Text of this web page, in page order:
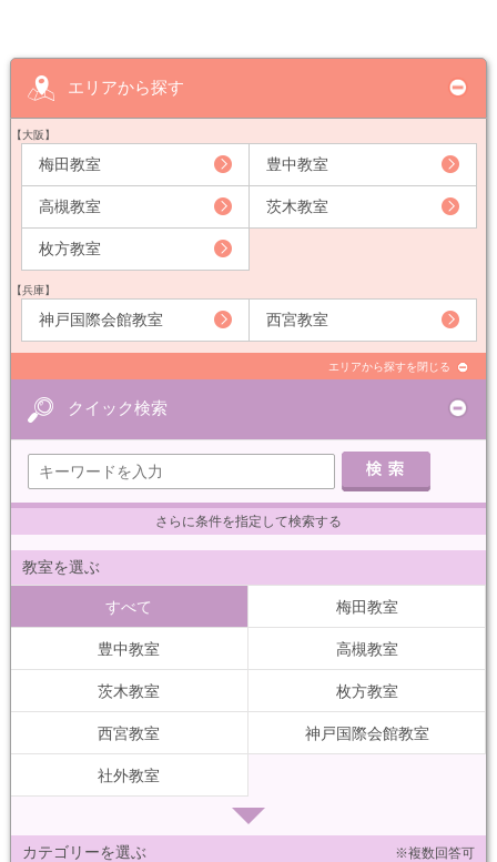
エリアから探す
【大阪】
梅田教室 豊中教室
高槻教室 茨木教室
枚方教室
【兵庫】
神戸国際会館教室 西宮教室
エリアから探すを閉じる
クイック検索
さらに条件を指定して検索する
教室を選ぶ
すべて 梅田教室
豊中教室 高槻教室
茨木教室 枚方教室
西宮教室 神戸国際会館教室
社外教室
カテゴリーを選ぶ ※複数回答可